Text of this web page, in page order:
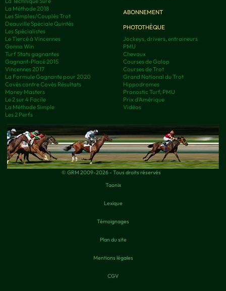
La Méthode 2018
Les Simples/Couplés Trot
Deauville Spéciale Quintés
Les Spécialistes
Le Tiercé à Vincennes
Gonna Win
Turf Stats gagnantes
Gagnant-Placé 2015
Vincennes 2017
La Formule Gagnante pour 2020
Covès contre Covès Résultats
Money Masters
Le 2 sur 4 Facile
La Méthode Simple
Les 2 Perfs
ABONNEMENT
PHOTOTHÈQUE
Jockeys, drivers, entraineurs
PMU
Chevaux
Courses de Galop
Courses de Trot
Grand National du Trot
Hippodromes
Pronostic Turf, PMU
Prix d’Amérique
Vidéos
© GRM 2009-2026 - Tous droits réservés
Taonix
Lexique
Témoignages
Plan du site
Mentions légales
CGV